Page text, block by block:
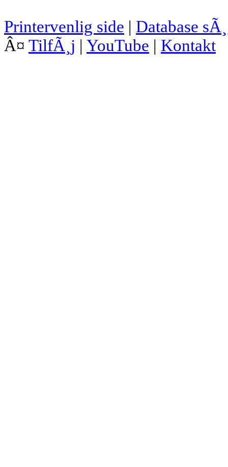
Printervenlig side | Database
Â¤ TilfÃ¸j | YouTube | Kontakt